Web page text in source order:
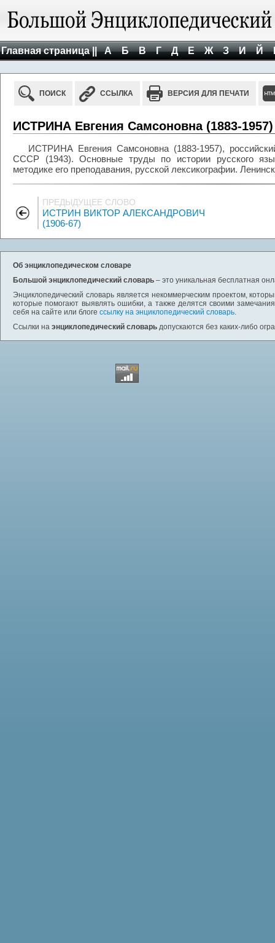
Главная страница || А Б В Г Д Е Ж З И Й
ПОИСК ССЫЛКА ВЕРСИЯ ДЛЯ ПЕЧАТИ
ИСТРИНА Евгения Самсоновна (1883-1957)
ИСТРИНА Евгения Самсоновна (1883-1957),
СССР (1943). Основные труды по истории русского
методике его преподавания, русской лексикографии.
ПРЕДЫДУЩЕЕ СЛОВО
ИСТРИН ВИКТОР АЛЕКСАНДРОВИЧ
(1906-67)
Об энциклопедическом словаре
Большой энциклопедический словарь – это уникальная бесплатная
Энциклопедический словарь является некоммерческим проектом,
которые помогают выявлять ошибки, а также делятся своими
себя на сайте или блоге ссылку на энциклопедический словарь.
Ссылки на энциклопедический словарь допускаются без каких-либо